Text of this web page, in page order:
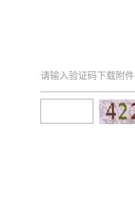
请输入验证码下载附件